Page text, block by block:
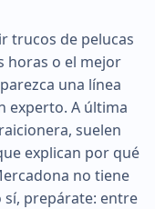
trucos de pelucas
horas o el mejor
una línea
experto. A última
suelen
explican por qué
no tiene
sí, prepárate: entre